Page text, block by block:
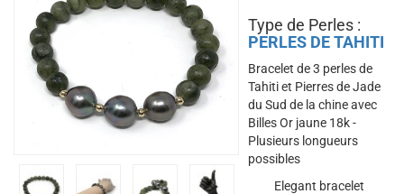
Type de Perles :
PERLES DE TAHITI
Bracelet de 3 perles de
Tahiti et Pierres de Jade
du Sud de la chine avec
Billes Or jaune 18k -
Plusieurs longueurs
possibles
Elegant bracelet